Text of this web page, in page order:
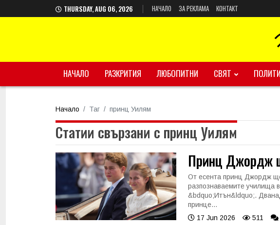
THURSDAY, AUG 06, 2026 НАЧАЛО ЗА РЕКЛАМА КОНТАКТ
НАЧАЛО РАЗКРИТИЯ ЛЮБОПИТНИ СВЯТ
Начало Таг принц Уилям
Статии свързани с принц Уилям
Принц Джордж
От есента принц Джордж
разпознаваемите училища
&bdquo;Итън&ldquo;.
принце...
17 Jun 2026
511